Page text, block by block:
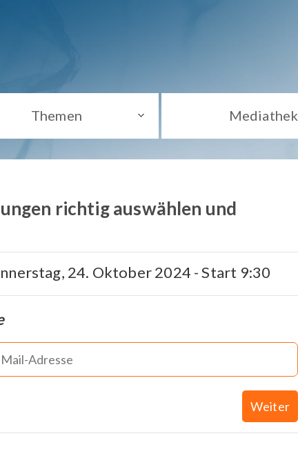
Themen Mediathek
richtig auswählen und
24. Oktober 2024 - Start 9:30
Weiter